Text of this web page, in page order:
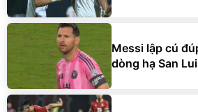
Messi lập cú
dòng hạ San